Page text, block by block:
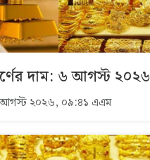
দাম: ৬ আগস্ট ২০২৬
২০২৬, ০৯:৪১ এএম